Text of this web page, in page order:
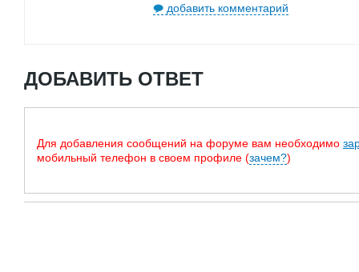
добавить комментарий
ДОБАВИТЬ ОТВЕТ
Для добавления сообщений на форуме вам необходимо
мобильный телефон в своем профиле (зачем?)